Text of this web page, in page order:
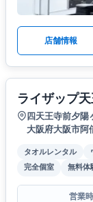
店舗情報
ライザップ
四天王寺前夕陽
大阪府大阪市阿
タオルレンタル
完全個室
無料体
営業